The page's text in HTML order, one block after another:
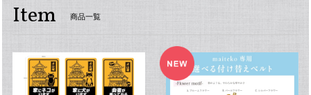
Item 商品一覧